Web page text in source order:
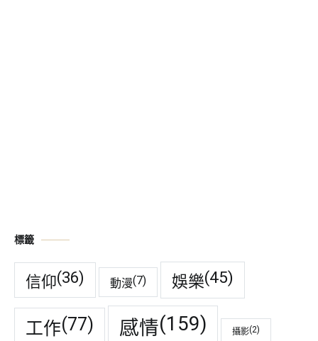
標籤
信仰(36) 動漫(7) 娛樂(45)
工作(77) 感情(159) 攝影(2)